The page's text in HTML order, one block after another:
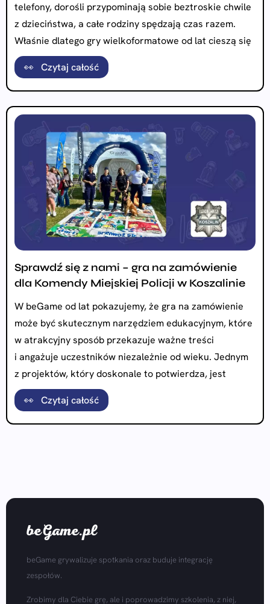
telefony, dorośli przypominają sobie beztroskie chwile
z dzieciństwa, a całe rodziny spędzają czas razem.
Właśnie dlatego gry wielkoformatowe od lat cieszą się
👀 Czytaj całość
Sprawdź się z nami – gra na zamówienie
dla Komendy Miejskiej Policji w Koszalinie
W beGame od lat pokazujemy, że gra na zamówienie
może być skutecznym narzędziem edukacyjnym, które
w atrakcyjny sposób przekazuje ważne treści
i angażuje uczestników niezależnie od wieku. Jednym
z projektów, który doskonale to potwierdza, jest
👀 Czytaj całość
beGame.pl
beGame grywalizuje spotkania oraz buduje integrację
zespołów.
Zrobimy dla Ciebie grę, ale i poprowadzimy szkolenia, z niej,